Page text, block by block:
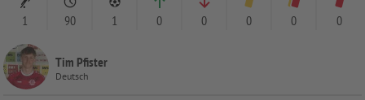
1 90 1 0 0 0 0 0
Tim Pfister
Deutsch